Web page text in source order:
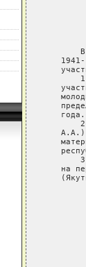
   года.
на